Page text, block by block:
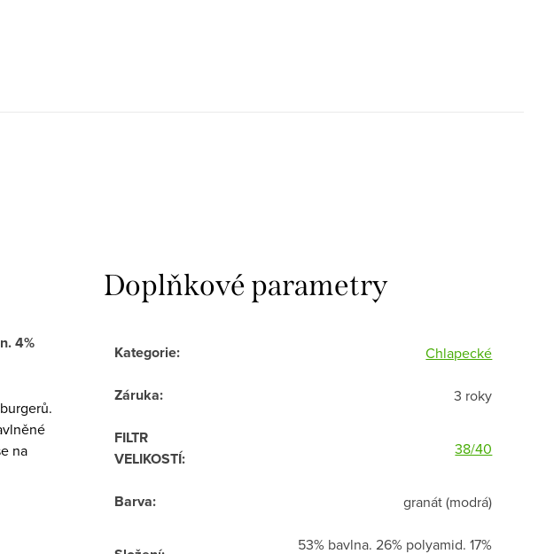
4%
na
Doplňkové parametry
Kategorie: Chlapecké
Záruka: 3 roky
FILTR
VELIKOSTÍ: 38/40
Barva: granát (modrá)
53% bavlna. 26% polyamid. 17%